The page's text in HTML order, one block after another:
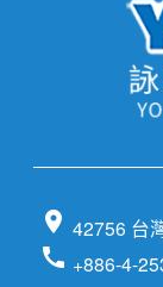
location_on 42756 台
call +886-4-